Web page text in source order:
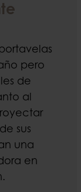
pero
de
al
sus
una
en